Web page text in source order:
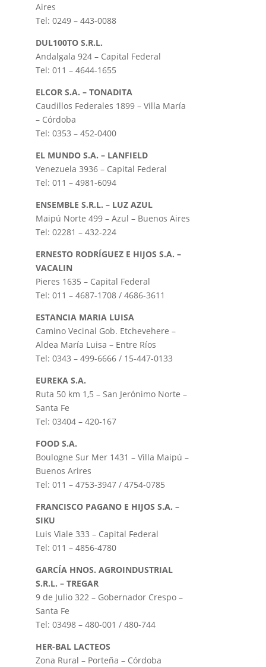
Aires
Tel: 0249 – 443-0088
DUL100TO S.R.L.
Andalgala 924 – Capital Federal
Tel: 011 – 4644-1655
ELCOR S.A. – TONADITA
Caudillos Federales 1899 – Villa María
– Córdoba
Tel: 0353 – 452-0400
EL MUNDO S.A. – LANFIELD
Venezuela 3936 – Capital Federal
Tel: 011 – 4981-6094
ENSEMBLE S.R.L. – LUZ AZUL
Maipú Norte 499 – Azul – Buenos Aires
Tel: 02281 – 432-224
ERNESTO RODRÍGUEZ E HIJOS S.A. –
VACALIN
Pieres 1635 – Capital Federal
Tel: 011 – 4687-1708 / 4686-3611
ESTANCIA MARIA LUISA
Camino Vecinal Gob. Etchevehere –
Aldea María Luisa – Entre Ríos
Tel: 0343 – 499-6666 / 15-447-0133
EUREKA S.A.
Ruta 50 km 1,5 – San Jerónimo Norte –
Santa Fe
Tel: 03404 – 420-167
FOOD S.A.
Boulogne Sur Mer 1431 – Villa Maipú –
Buenos Arires
Tel: 011 – 4753-3947 / 4754-0785
FRANCISCO PAGANO E HIJOS S.A. –
SIKU
Luis Viale 333 – Capital Federal
Tel: 011 – 4856-4780
GARCÍA HNOS. AGROINDUSTRIAL
S.R.L. – TREGAR
9 de Julio 322 – Gobernador Crespo –
Santa Fe
Tel: 03498 – 480-001 / 480-744
HER-BAL LACTEOS
Zona Rural – Porteña – Córdoba